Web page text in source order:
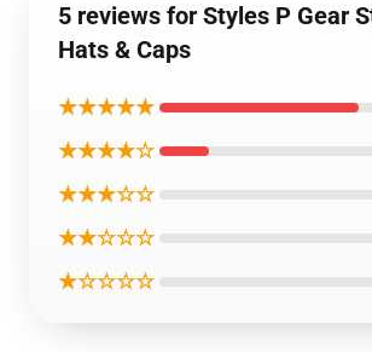
5 reviews for Styles P Gear
Hats & Caps
★★★★★
★★★★☆
★★★☆☆
★★☆☆☆
★☆☆☆☆